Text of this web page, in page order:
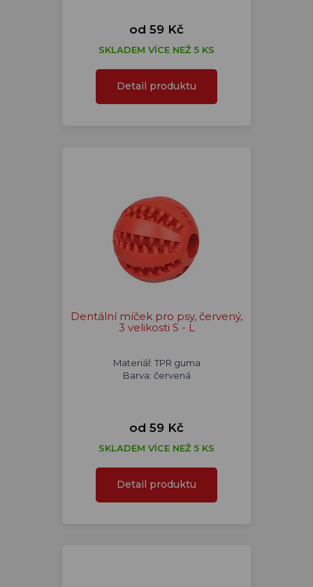
od 59 Kč
SKLADEM VÍCE NEŽ 5 KS
Detail produktu
Dentální míček pro psy, červený,
3 velikosti S - L
Materiál: TPR guma
Barva: červená
od 59 Kč
SKLADEM VÍCE NEŽ 5 KS
Detail produktu